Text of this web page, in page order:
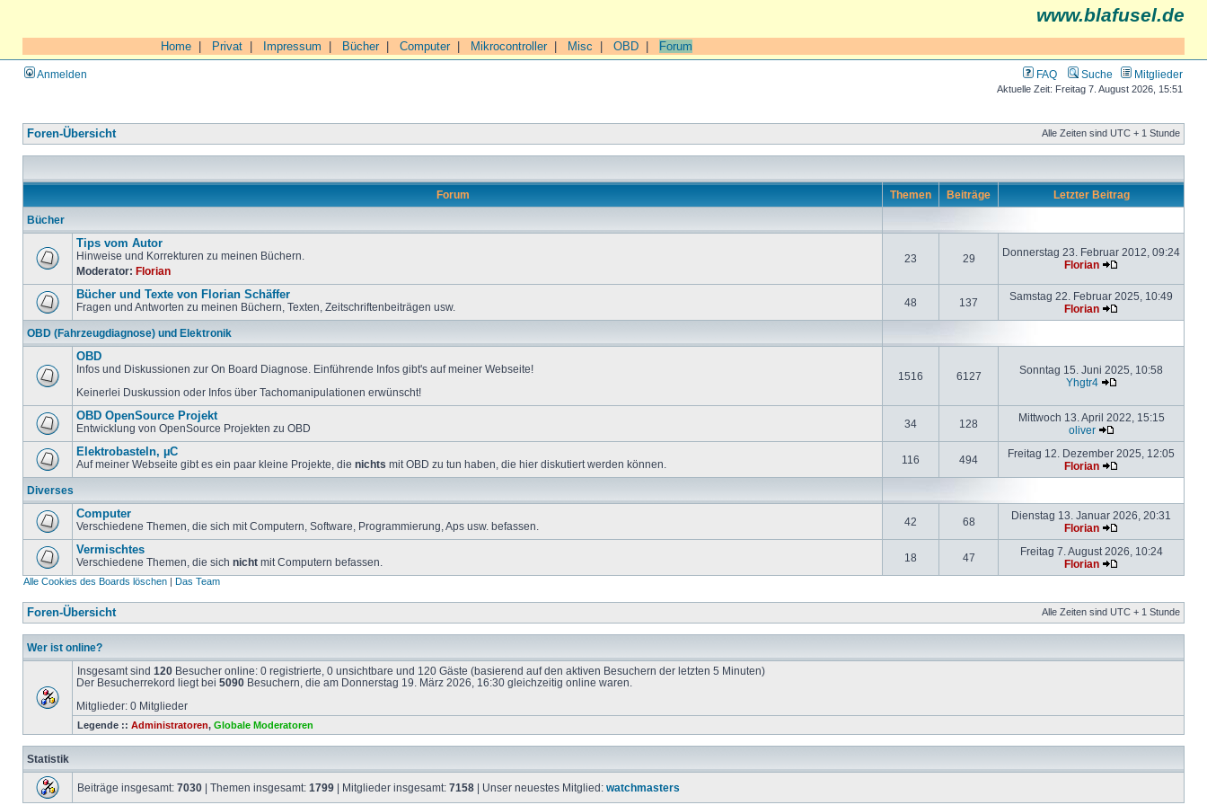
www.blafusel.de
Home Privat Impressum Bücher| Computer| Mikrocontroller| Misc OBD Forum
Anmelden FAQ Suche Mitglieder
Aktuelle Zeit: Freitag 7. August 2026, 15:51
Foren-Übersicht Alle Zeiten sind UTC + 1 Stunde
Forum Themen Beiträge Letzter Beitrag
Bücher
Tips vom Autor
Hinweise und Korrekturen zu meinen Büchern.
Moderator: Florian
23 29
Donnerstag 23. Februar 2012, 09:24
Florian
Bücher und Texte von Florian Schäffer
Fragen und Antworten zu meinen Büchern, Texten, Zeitschriftenbeiträgen usw. 48 137
Samstag 22. Februar 2025, 10:49
Florian
OBD (Fahrzeugdiagnose) und Elektronik
OBD
Infos und Diskussionen zur On Board Diagnose. Einführende Infos gibt's auf meiner Webseite!
Keinerlei Duskussion oder Infos über Tachomanipulationen erwünscht!
1516 6127
Sonntag 15. Juni 2025, 10:58
Yhgtr4
OBD OpenSource Projekt
Entwicklung von OpenSource Projekten zu OBD 34 128
Mittwoch 13. April 2022, 15:15
oliver
Elektrobasteln, µC
Auf meiner Webseite gibt es ein paar kleine Projekte, die nichts mit OBD zu tun haben, die hier diskutiert werden können. 116 494
Freitag 12. Dezember 2025, 12:05
Florian
Diverses
Computer
Verschiedene Themen, die sich mit Computern, Software, Programmierung, Aps usw. befassen. 42 68
Dienstag 13. Januar 2026, 20:31
Florian
Vermischtes
Verschiedene Themen, die sich nicht mit Computern befassen. 18 47
Freitag 7. August 2026, 10:24
Florian
Alle Cookies des Boards löschen | Das Team
Foren-Übersicht Alle Zeiten sind UTC + 1 Stunde
Wer ist online?
Insgesamt sind 120 Besucher online: 0 registrierte, 0 unsichtbare und 120 Gäste (basierend auf den aktiven Besuchern der letzten 5 Minuten)
Der Besucherrekord liegt bei 5090 Besuchern, die am Donnerstag 19. März 2026, 16:30 gleichzeitig online waren.
Mitglieder: 0 Mitglieder
Legende :: Administratoren, Globale Moderatoren
Statistik
Beiträge insgesamt: 7030 | Themen insgesamt: 1799 | Mitglieder insgesamt: 7158 | Unser neuestes Mitglied: watchmasters